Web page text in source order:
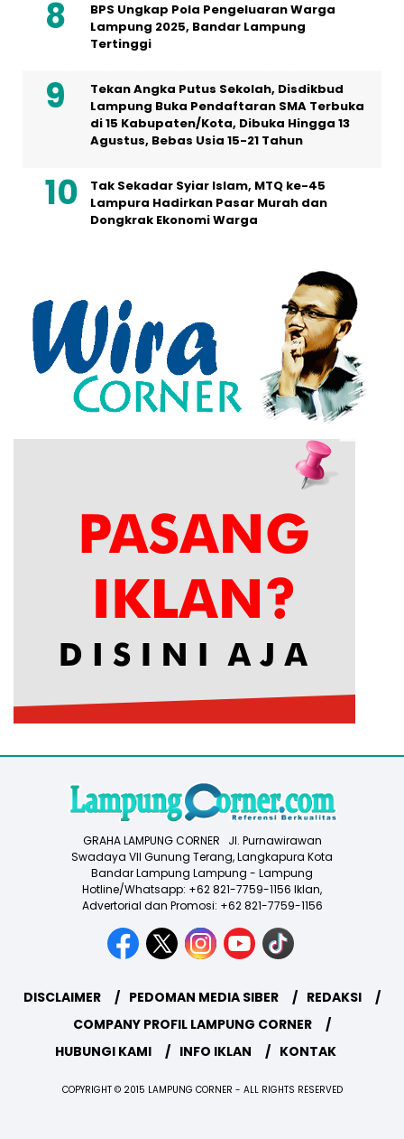
BPS Ungkap Pola Pengeluaran Warga
Lampung 2025, Bandar Lampung
Tertinggi
Tekan Angka Putus Sekolah, Disdikbud
Lampung Buka Pendaftaran SMA Terbuka
di 15 Kabupaten/Kota, Dibuka Hingga 13
Agustus, Bebas Usia 15-21 Tahun
Tak Sekadar Syiar Islam, MTQ ke-45
Lampura Hadirkan Pasar Murah dan
Dongkrak Ekonomi Warga
GRAHA LAMPUNG CORNER Jl. Purnawirawan
Swadaya VII Gunung Terang, Langkapura Kota
Bandar Lampung Lampung - Lampung
Hotline/Whatsapp: +62 821-7759-1156 Iklan,
Advertorial dan Promosi: +62 821-7759-1156
DISCLAIMER PEDOMAN MEDIA SIBER
REDAKSI
COMPANY PROFIL LAMPUNG CORNER
HUBUNGI KAMI
INFO IKLAN KONTAK
COPYRIGHT © 2015 LAMPUNG CORNER - ALL RIGHTS RESERVED